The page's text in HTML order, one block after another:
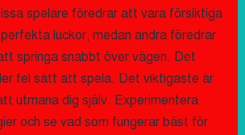
spelare föredrar att vara försiktiga
luckor, medan andra föredrar
springa snabbt över vägen. Det
fel sätt att spela. Det viktigaste är
utmana dig själv. Experimentera
och se vad som fungerar bäst för